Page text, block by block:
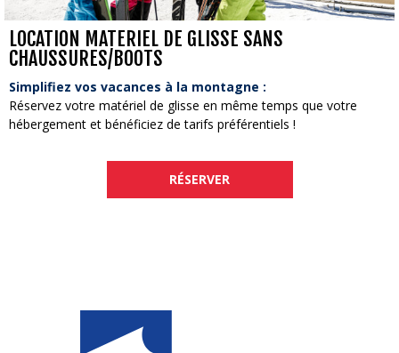
LOCATION MATERIEL DE GLISSE SANS
CHAUSSURES/BOOTS
Simplifiez vos vacances à la montagne :
Réservez votre matériel de glisse en même temps que votre
hébergement et bénéficiez de tarifs préférentiels !
RÉSERVER